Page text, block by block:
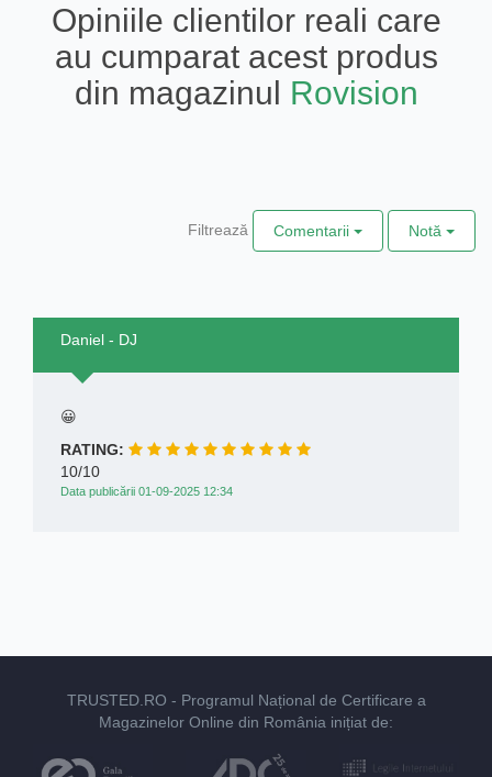
Opiniile clientilor reali care
au cumparat acest produs
din magazinul Rovision
Filtrează Comentarii Notă
Daniel - DJ
😀
RATING:
10/10
Data publicării 01-09-2025 12:34
TRUSTED.RO - Programul Național de Certificare a
Magazinelor Online din România inițiat de: